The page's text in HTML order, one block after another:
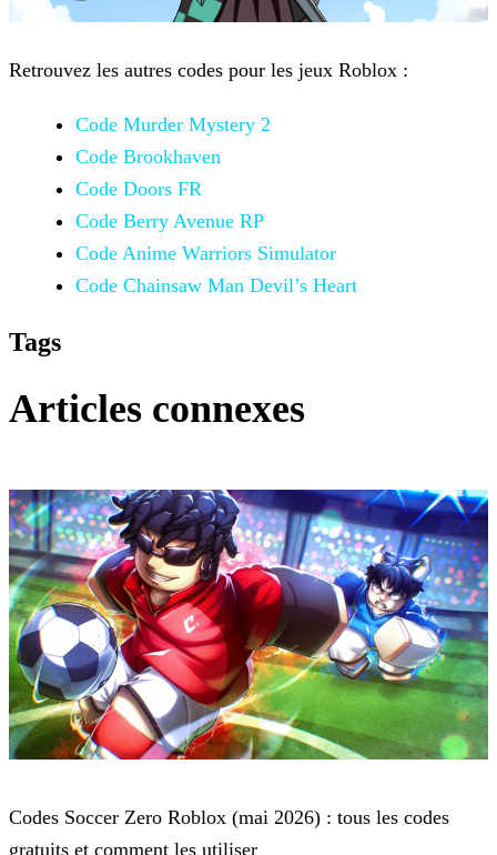
Retrouvez les autres codes pour les jeux Roblox :
Code Murder Mystery 2
Code Brookhaven
Code Doors FR
Code Berry Avenue RP
Code Anime Warriors Simulator
Code Chainsaw Man Devil’s Heart
Tags
Articles connexes
Codes Soccer Zero Roblox (mai 2026) : tous les codes
gratuits et comment les utiliser